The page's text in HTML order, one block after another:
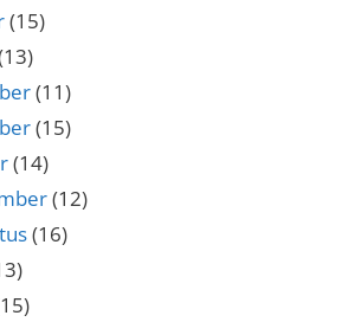
(15)
(11)
(15)
(14)
(12)
(16)